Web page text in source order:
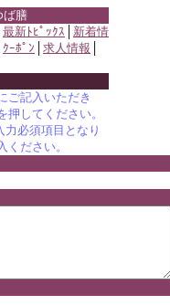
膳
最新ﾄﾋﾟｯｸｽ
新着情
ｸｰﾎﾟﾝ 求人情報
ご記入いただき
押してください。
必須項目となり
ください。